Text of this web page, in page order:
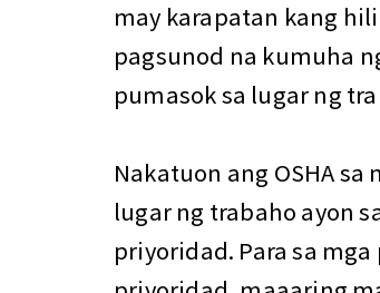
may karapatan kang
pagsunod na kumuha
pumasok sa lugar ng
Nakatuon ang OSHA
lugar ng trabaho ayon
priyoridad. Para sa